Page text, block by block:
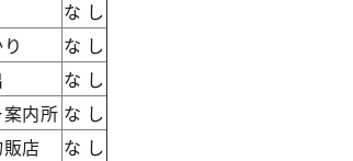
な し
な し
な し
内所 な し
店
な し